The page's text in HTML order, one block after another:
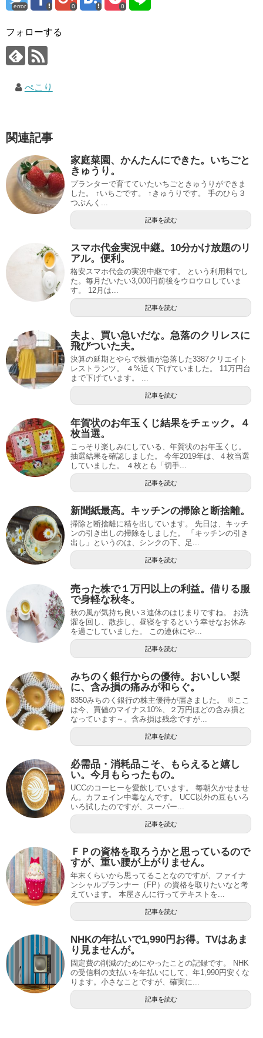
error 0 0
フォローする
ぺこり
関連記事
家庭菜園、かんたんにできた。いちごと
きゅうり。
プランターで育てていたいちごときゅうりができま
した。 ↑いちごです。 ↑きゅうりです。 手のひら３
つぶんく...
記事を読む
スマホ代金実況中継。10分かけ放題のリ
アル。便利。
格安スマホ代金の実況中継です。 という利用料でし
た。毎月だいたい3,000円前後をウロウロしていま
す。 12月は...
記事を読む
夫よ、買い急いだな。急落のクリレスに
飛びついた夫。
決算の延期とやらで株価が急落した3387クリエイト
レストランツ。 ４%近く下げていました。 11万円台
まで下げています。 ...
記事を読む
年賀状のお年玉くじ結果をチェック。４
枚当選。
こっそり楽しみにしている、年賀状のお年玉くじ。
抽選結果を確認しました。 今年2019年は、４枚当選
していました。 ４枚とも「切手...
記事を読む
新聞紙最高。キッチンの掃除と断捨離。
掃除と断捨離に精を出しています。 先日は、キッチ
ンの引き出しの掃除をしました。 「キッチンの引き
出し」というのは、シンクの下、足...
記事を読む
売った株で１万円以上の利益。借りる服
で身軽な秋冬。
秋の風が気持ち良い３連休のはじまりですね。 お洗
濯を回し、散歩し、昼寝をするという幸せなお休み
を過ごしていました。 この連休にや...
記事を読む
みちのく銀行からの優待。おいしい梨
に、含み損の痛みが和らぐ。
8350みちのく銀行の株主優待が届きました。 ※ここ
は今、買値のマイナス10%、２万円ほどの含み損と
なっています～。含み損は残念ですが...
記事を読む
必需品・消耗品こそ、もらえると嬉し
い。今月もらったもの。
UCCのコーヒーを愛飲しています。 毎朝欠かせませ
ん。カフェイン中毒なんです。 UCC以外の豆もいろ
いろ試したのですが、スーパー...
記事を読む
ＦＰの資格を取ろうかと思っているので
すが、重い腰が上がりません。
年末くらいから思ってることなのですが、ファイナ
ンシャルプランナー（FP）の資格を取りたいなと考
えています。 本屋さんに行ってテキストを...
記事を読む
NHKの年払いで1,990円お得。TVはあま
り見ませんが。
固定費の削減のためにやったことの記録です。 NHK
の受信料の支払いを年払いにして、年1,990円安くな
ります。小さなことですが、確実に...
記事を読む